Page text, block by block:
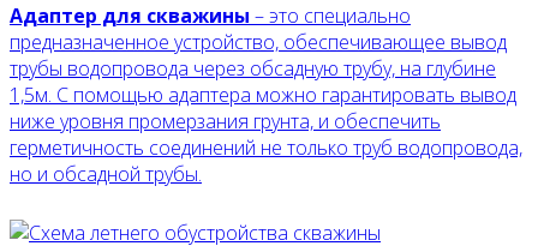
Адаптер для скважины – это специально
предназначенное устройство, обеспечивающее вывод
трубы водопровода через обсадную трубу, на глубине
1,5м. С помощью адаптера можно гарантировать вывод
ниже уровня промерзания грунта, и обеспечить
герметичность соединений не только труб водопровода,
но и обсадной трубы.